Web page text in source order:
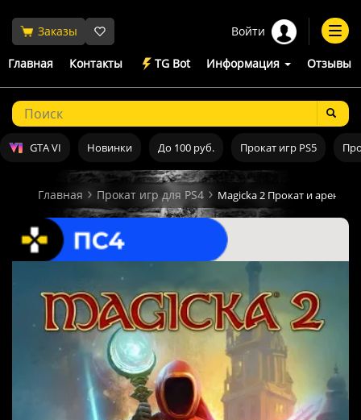
Заказы Войти
Главная Контакты TG Bot Информация Отзывы
GTA VI Новинки До 100 руб. Прокат игр PS5
Главная Прокат игр для PS4 Magicka 2 Прокат и аренда